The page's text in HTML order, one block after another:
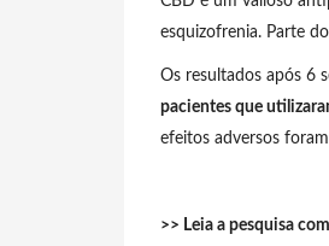
esquizofrenia. Parte
Os resultados após 6
pacientes que
efeitos adversos
>> Leia a pesquisa